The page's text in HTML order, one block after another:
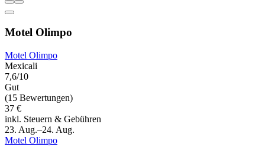
Motel Olimpo
Motel Olimpo
Mexicali
7,6/10
Gut
(15 Bewertungen)
37 €
inkl. Steuern & Gebühren
23. Aug.–24. Aug.
Motel Olimpo